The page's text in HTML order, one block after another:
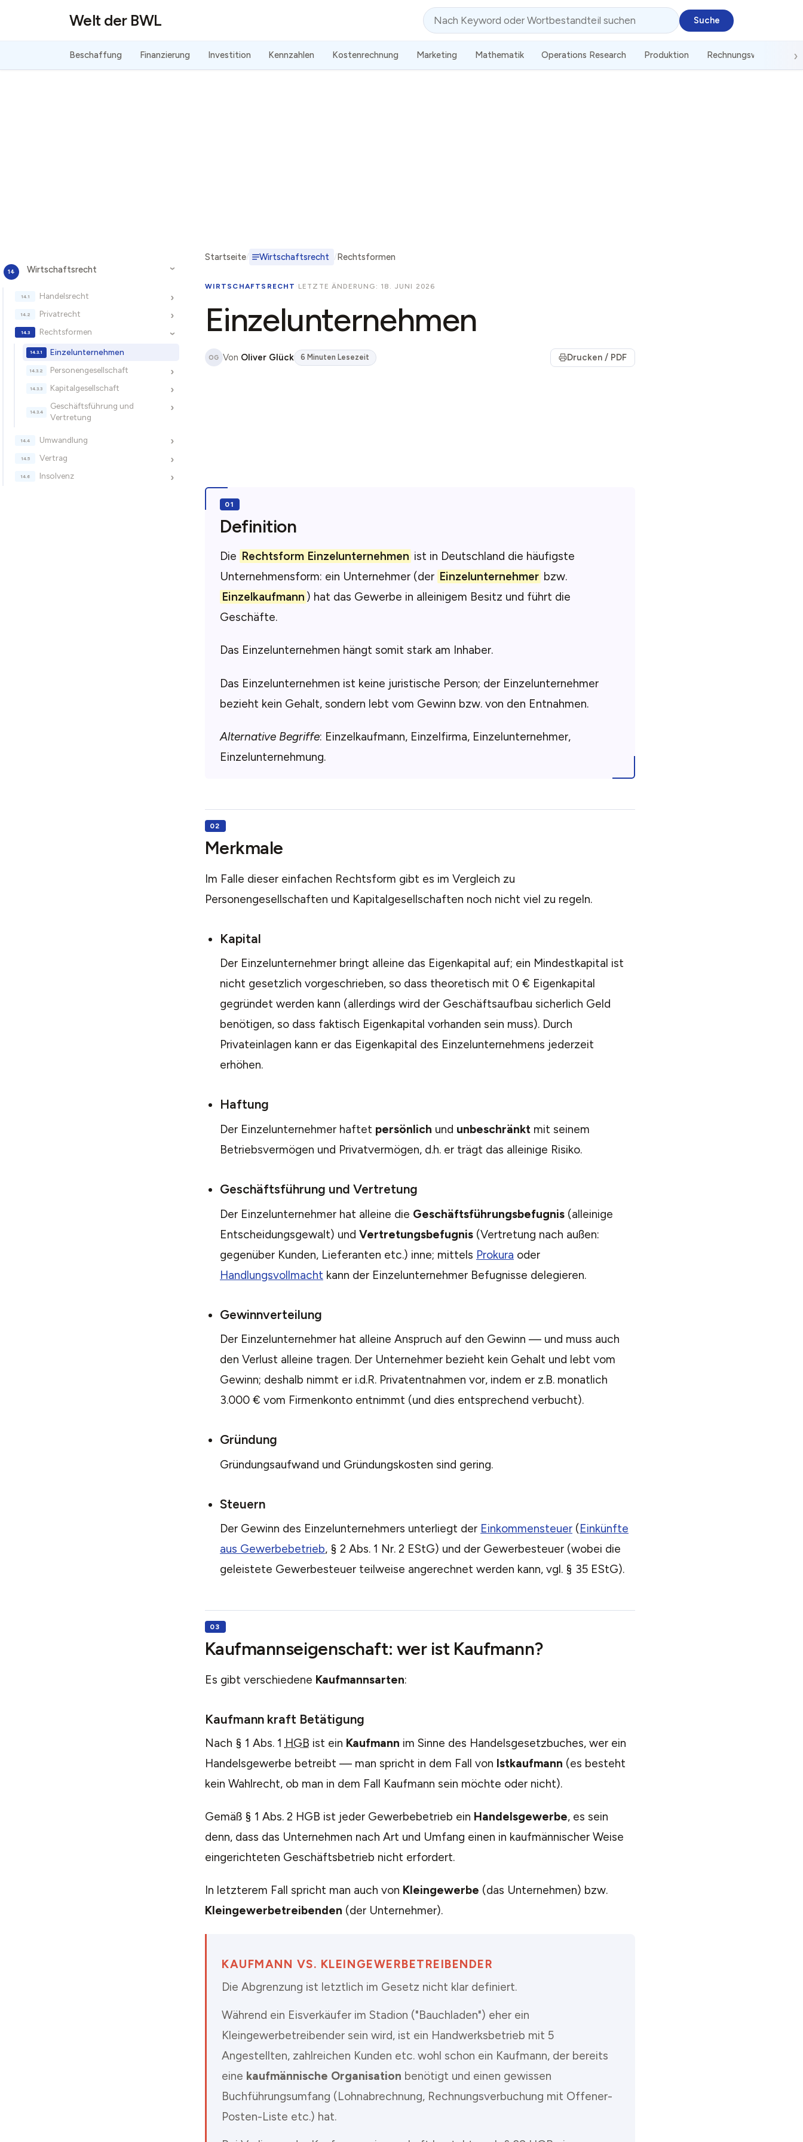
Welt der BWL Suche
Beschaffung Finanzierung Investition Kennzahlen Kostenrechnung Marketing Mathematik Operations Research Produktion Rechnungswesen
›
Wirtschaftsrecht
›
Handelsrecht
›
Privatrecht
›
Rechtsformen
Einzelunternehmen
›
Personengesellschaft
›
Kapitalgesellschaft
›
Geschäftsführung und
Vertretung
›
Umwandlung
›
Vertrag
›
Insolvenz
Startseite Wirtschaftsrecht Rechtsformen
WIRTSCHAFTSRECHT · LETZTE ÄNDERUNG: 18. JUNI 2026
Einzelunternehmen
OG Von Oliver Glück 6 Minuten Lesezeit Drucken / PDF
Definition
Die Rechtsform Einzelunternehmen ist in Deutschland die häufigste
Unternehmensform: ein Unternehmer (der Einzelunternehmer bzw.
Einzelkaufmann ) hat das Gewerbe in alleinigem Besitz und führt die
Geschäfte.
Das Einzelunternehmen hängt somit stark am Inhaber.
Das Einzelunternehmen ist keine juristische Person; der Einzelunternehmer
bezieht kein Gehalt, sondern lebt vom Gewinn bzw. von den Entnahmen.
Alternative Begriffe: Einzelkaufmann, Einzelfirma, Einzelunternehmer,
Einzelunternehmung.
Merkmale
Im Falle dieser einfachen Rechtsform gibt es im Vergleich zu
Personengesellschaften und Kapitalgesellschaften noch nicht viel zu regeln.
Kapital
Der Einzelunternehmer bringt alleine das Eigenkapital auf; ein Mindestkapital ist
nicht gesetzlich vorgeschrieben, so dass theoretisch mit 0 € Eigenkapital
gegründet werden kann (allerdings wird der Geschäftsaufbau sicherlich Geld
benötigen, so dass faktisch Eigenkapital vorhanden sein muss). Durch
Privateinlagen kann er das Eigenkapital des Einzelunternehmens jederzeit
erhöhen.
Haftung
Der Einzelunternehmer haftet persönlich und unbeschränkt mit seinem
Betriebsvermögen und Privatvermögen, d.h. er trägt das alleinige Risiko.
Geschäftsführung und Vertretung
Der Einzelunternehmer hat alleine die Geschäftsführungsbefugnis (alleinige
Entscheidungsgewalt) und Vertretungsbefugnis (Vertretung nach außen:
gegenüber Kunden, Lieferanten etc.) inne; mittels Prokura oder
Handlungsvollmacht kann der Einzelunternehmer Befugnisse delegieren.
Gewinnverteilung
Der Einzelunternehmer hat alleine Anspruch auf den Gewinn — und muss auch
den Verlust alleine tragen. Der Unternehmer bezieht kein Gehalt und lebt vom
Gewinn; deshalb nimmt er i.d.R. Privatentnahmen vor, indem er z.B. monatlich
3.000 € vom Firmenkonto entnimmt (und dies entsprechend verbucht).
Gründung
Gründungsaufwand und Gründungskosten sind gering.
Steuern
Der Gewinn des Einzelunternehmers unterliegt der Einkommensteuer (Einkünfte
aus Gewerbebetrieb, § 2 Abs. 1 Nr. 2 EStG) und der Gewerbesteuer (wobei die
geleistete Gewerbesteuer teilweise angerechnet werden kann, vgl. § 35 EStG).
Kaufmannseigenschaft: wer ist Kaufmann?
Es gibt verschiedene Kaufmannsarten:
Kaufmann kraft Betätigung
Nach § 1 Abs. 1 HGB ist ein Kaufmann im Sinne des Handelsgesetzbuches, wer ein
Handelsgewerbe betreibt — man spricht in dem Fall von Istkaufmann (es besteht
kein Wahlrecht, ob man in dem Fall Kaufmann sein möchte oder nicht).
Gemäß § 1 Abs. 2 HGB ist jeder Gewerbebetrieb ein Handelsgewerbe, es sein
denn, dass das Unternehmen nach Art und Umfang einen in kaufmännischer Weise
eingerichteten Geschäftsbetrieb nicht erfordert.
In letzterem Fall spricht man auch von Kleingewerbe (das Unternehmen) bzw.
Kleingewerbetreibenden (der Unternehmer).
KAUFMANN VS. KLEINGEWERBETREIBENDER
Die Abgrenzung ist letztlich im Gesetz nicht klar definiert.
Während ein Eisverkäufer im Stadion ("Bauchladen") eher ein
Kleingewerbetreibender sein wird, ist ein Handwerksbetrieb mit 5
Angestellten, zahlreichen Kunden etc. wohl schon ein Kaufmann, der bereits
eine kaufmännische Organisation benötigt und einen gewissen
Buchführungsumfang (Lohnabrechnung, Rechnungsverbuchung mit Offener-
Posten-Liste etc.) hat.